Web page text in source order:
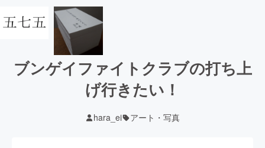
ブンゲイファイトクラブの打ち上
げ行きたい！
hara_ei アート・写真